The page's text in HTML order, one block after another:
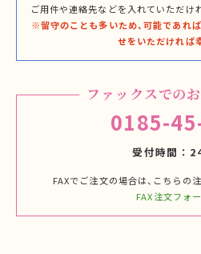
ご用件や連絡先などを入れていただけ
※留守のことも多いため、可能であれ
せをいただければ
ファックスでの
0185-
受付時間
FAXでご注文の場合は、こちらの
FAX注文フォ